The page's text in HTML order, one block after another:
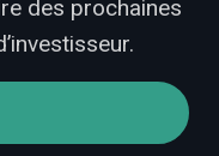
des prochaines